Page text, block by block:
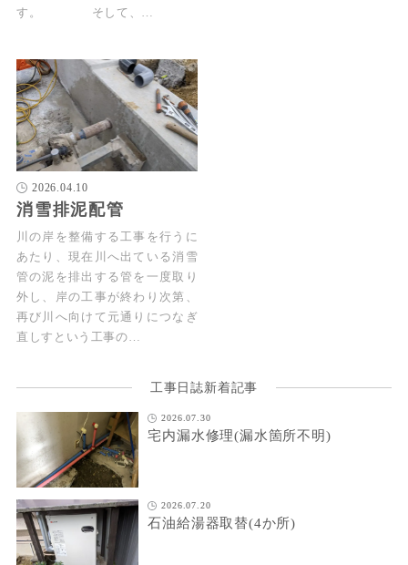
す。 そして、…
2026.04.10
消雪排泥配管
川の岸を整備する工事を行うに
あたり、現在川へ出ている消雪
管の泥を排出する管を一度取り
外し、岸の工事が終わり次第、
再び川へ向けて元通りにつなぎ
直しすという工事の…
工事日誌新着記事
2026.07.30
宅内漏水修理(漏水箇所不明)
2026.07.20
石油給湯器取替(4か所)